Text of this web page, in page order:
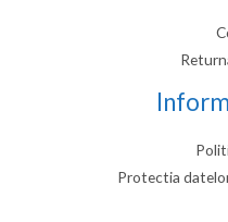
Protectia